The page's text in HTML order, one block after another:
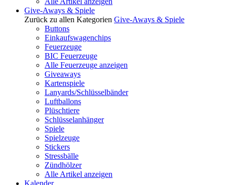
Give-Aways & Spiele
Zurück zu allen Kategorien Give-Aways & Spiele
Buttons
Einkaufswagenchips
Feuerzeuge
BIC Feuerzeuge
Alle Feuerzeuge anzeigen
Giveaways
Kartenspiele
Lanyards/Schlüsselbänder
Luftballons
Plüschtiere
Schlüsselanhänger
Spiele
Spielzeuge
Stickers
Stressbälle
Zündhölzer
Alle Artikel anzeigen
Kalender